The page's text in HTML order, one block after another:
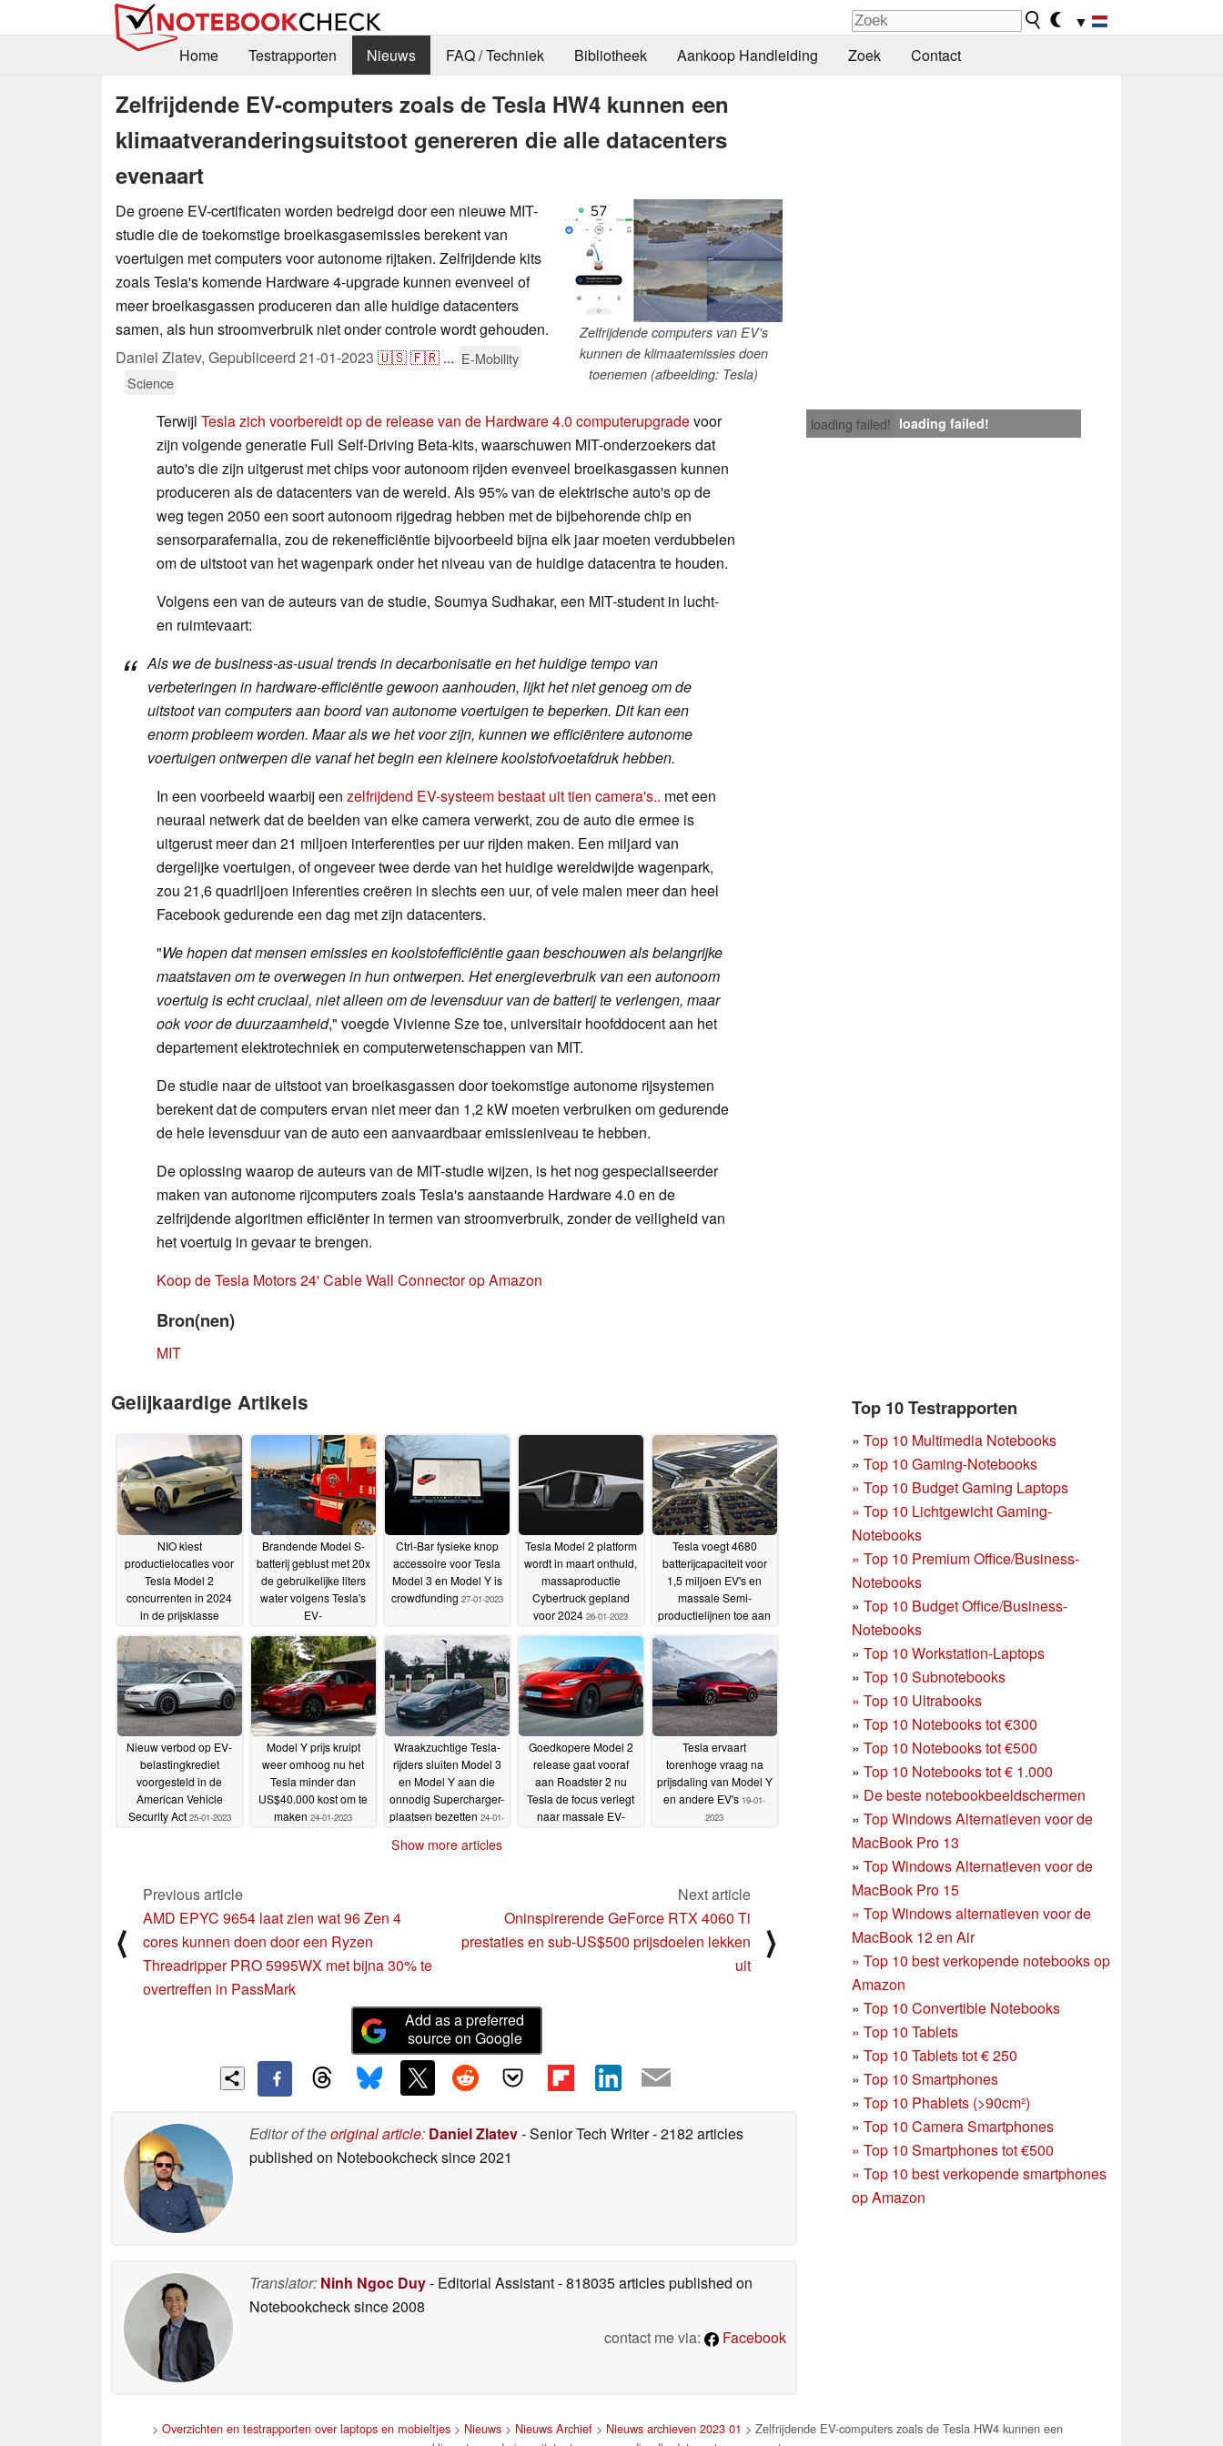
▼
Home
Testrapporten Nieuws FAQ / Techniek Bibliotheek Aankoop Handleiding Zoek Contact
Zelfrijdende EV-computers zoals de Tesla HW4 kunnen een
klimaatveranderingsuitstoot genereren die alle datacenters
evenaart
Zelfrijdende computers van EV's
kunnen de klimaatemissies doen
toenemen (afbeelding: Tesla)
De groene EV-certificaten worden bedreigd door een nieuwe MIT-
studie die de toekomstige broeikasgasemissies berekent van
voertuigen met computers voor autonome rijtaken. Zelfrijdende kits
zoals Tesla's komende Hardware 4-upgrade kunnen evenveel of
meer broeikasgassen produceren dan alle huidige datacenters
samen, als hun stroomverbruik niet onder controle wordt gehouden.
Daniel Zlatev, Gepubliceerd 21-01-2023 🇺🇸🇫🇷 ... E-Mobility
Science
loading failed! loading failed!
Terwijl Tesla zich voorbereidt op de release van de Hardware 4.0 computerupgradevoor
zijn volgende generatie Full Self-Driving Beta-kits, waarschuwen MIT-onderzoekers dat
auto's die zijn uitgerust met chips voor autonoom rijden evenveel broeikasgassen kunnen
produceren als de datacenters van de wereld. Als 95% van de elektrische auto's op de
weg tegen 2050 een soort autonoom rijgedrag hebben met de bijbehorende chip en
sensorparafernalia, zou de rekenefficiëntie bijvoorbeeld bijna elk jaar moeten verdubbelen
om de uitstoot van het wagenpark onder het niveau van de huidige datacentra te houden.
Volgens een van de auteurs van de studie, Soumya Sudhakar, een MIT-student in lucht-
en ruimtevaart:
Als we de business-as-usual trends in decarbonisatie en het huidige tempo van
verbeteringen in hardware-efficiëntie gewoon aanhouden, lijkt het niet genoeg om de
uitstoot van computers aan boord van autonome voertuigen te beperken. Dit kan een
enorm probleem worden. Maar als we het voor zijn, kunnen we efficiëntere autonome
voertuigen ontwerpen die vanaf het begin een kleinere koolstofvoetafdruk hebben.
In een voorbeeld waarbij een zelfrijdend EV-systeem bestaat uit tien camera's.. met een
neuraal netwerk dat de beelden van elke camera verwerkt, zou de auto die ermee is
uitgerust meer dan 21 miljoen interferenties per uur rijden maken. Een miljard van
dergelijke voertuigen, of ongeveer twee derde van het huidige wereldwijde wagenpark,
zou 21,6 quadriljoen inferenties creëren in slechts een uur, of vele malen meer dan heel
Facebook gedurende een dag met zijn datacenters.
"We hopen dat mensen emissies en koolstofefficiëntie gaan beschouwen als belangrijke
maatstaven om te overwegen in hun ontwerpen. Het energieverbruik van een autonoom
voertuig is echt cruciaal, niet alleen om de levensduur van de batterij te verlengen, maar
ook voor de duurzaamheid," voegde Vivienne Sze toe, universitair hoofddocent aan het
departement elektrotechniek en computerwetenschappen van MIT.
De studie naar de uitstoot van broeikasgassen door toekomstige autonome rijsystemen
berekent dat de computers ervan niet meer dan 1,2 kW moeten verbruiken om gedurende
de hele levensduur van de auto een aanvaardbaar emissieniveau te hebben.
De oplossing waarop de auteurs van de MIT-studie wijzen, is het nog gespecialiseerder
maken van autonome rijcomputers zoals Tesla's aanstaande Hardware 4.0 en de
zelfrijdende algoritmen efficiënter in termen van stroomverbruik, zonder de veiligheid van
het voertuig in gevaar te brengen.
Koop de Tesla Motors 24' Cable Wall Connector op Amazon
Bron(nen)
MIT
Top 10 Testrapporten
» Top 10 Multimedia Notebooks
» Top 10 Gaming-Notebooks
» Top 10 Budget Gaming Laptops
» Top 10 Lichtgewicht Gaming-
Notebooks
» Top 10 Premium Office/Business-
Notebooks
» Top 10 Budget Office/Business-
Notebooks
» Top 10 Workstation-Laptops
» Top 10 Subnotebooks
» Top 10 Ultrabooks
» Top 10 Notebooks tot €300
» Top 10 Notebooks tot €500
» Top 10 Notebooks tot € 1.000
» De beste notebookbeeldschermen
» Top Windows Alternatieven voor de
MacBook Pro 13
» Top Windows Alternatieven voor de
MacBook Pro 15
» Top Windows alternatieven voor de
MacBook 12 en Air
» Top 10 best verkopende notebooks op
Amazon
» Top 10 Convertible Notebooks
» Top 10 Tablets
» Top 10 Tablets tot € 250
» Top 10 Smartphones
» Top 10 Phablets (>90cm²)
» Top 10 Camera Smartphones
» Top 10 Smartphones tot €500
» Top 10 best verkopende smartphones
op Amazon
Gelijkaardige Artikels
NIO kiest
productielocaties voor
Tesla Model 2
concurrenten in 2024
in de prijsklasse
31-01-
2023
Brandende Model S-
batterij geblust met 20x
de gebruikelijke liters
water volgens Tesla's
EV-
31-01-2023
Ctrl-Bar fysieke knop
accessoire voor Tesla
Model 3 en Model Y is
crowdfunding 27-01-2023
Tesla Model 2 platform
wordt in maart onthuld,
massaproductie
Cybertruck gepland
voor 2024 26-01-2023
Tesla voegt 4680
batterijcapaciteit voor
1,5 miljoen EV's en
massale Semi-
productielijnen toe aan
Nieuw verbod op EV-
belastingkrediet
voorgesteld in de
American Vehicle
Security Act 25-01-2023
Model Y prijs kruipt
weer omhoog nu het
Tesla minder dan
US$40.000 kost om te
maken 24-01-2023
Wraakzuchtige Tesla-
rijders sluiten Model 3
en Model Y aan die
onnodig Supercharger-
plaatsen bezetten 24-01-
Goedkopere Model 2
release gaat vooraf
aan Roadster 2 nu
Tesla de focus verlegt
naar massale EV-
Tesla ervaart
torenhoge vraag na
prijsdaling van Model Y
en andere EV's 19-01-
2023
Show more articles
⟨
Previous article
AMD EPYC 9654 laat zien wat 96 Zen 4
cores kunnen doen door een Ryzen
Threadripper PRO 5995WX met bijna 30% te
overtreffen in PassMark
Next article
Oninspirerende GeForce RTX 4060 Ti
prestaties en sub-US$500 prijsdoelen lekken
uit
⟩
Add as a preferred
source on Google
Editor of theoriginal article: Daniel Zlatev- Senior Tech Writer- 2182 articles
published on Notebookchecksince 2021
Translator: Ninh Ngoc Duy- Editorial Assistant- 818035 articles published on
Notebookchecksince 2008
contact me via:
Facebook
> Overzichten en testrapporten over laptops en mobieltjes> Nieuws> Nieuws Archief> Nieuws archieven 2023 01 > Zelfrijdende EV-computers zoals de Tesla HW4 kunnen een